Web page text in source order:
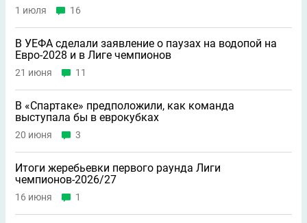
1 июля 16
В УЕФА сделали заявление о паузах на водопой на
Евро-2028 и в Лиге чемпионов
21 июня 11
В «Спартаке» предположили, как команда
выступала бы в еврокубках
20 июня 3
Итоги жеребьевки первого раунда Лиги
чемпионов-2026/27
16 июня 1